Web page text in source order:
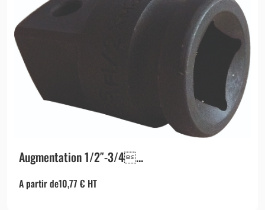
Augmentation 1/2″-3/4...
A partir de10,77 € HT